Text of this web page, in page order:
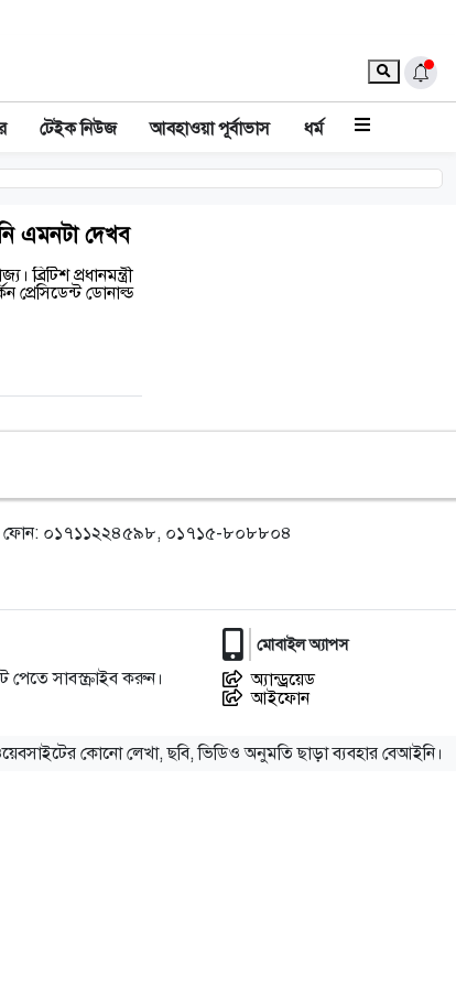
টেইক নিউজ আবহাওয়া পূর্বাভাস ধর্ম
এমনটা দেখব
ব্রিটিশ প্রধানমন্ত্রী
প্রেসিডেন্ট ডোনাল্ড
ফোন: ০১৭১১২২৪৫৯৮, ০১৭১৫-৮০৮৮০৪
পেতে সাবস্ক্রাইব করুন।
মোবাইল অ্যাপস
অ্যান্ড্রয়েড
আইফোন
কোনো লেখা, ছবি, ভিডিও অনুমতি ছাড়া ব্যবহার বেআইনি।